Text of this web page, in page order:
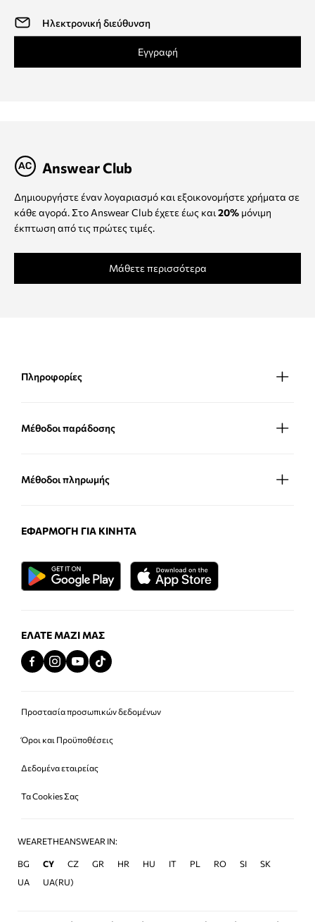
Εγγραφή
Answear Club
Δημιουργήστε έναν λογαριασμό και εξοικονομήστε χρήματα σε
κάθε αγορά. Στο Answear Club έχετε έως και 20% μόνιμη
έκπτωση από τις πρώτες τιμές.
Μάθετε περισσότερα
Πληροφορίες
Μέθοδοι παράδοσης
Μέθοδοι πληρωμής
ΕΦΑΡΜΟΓΉ ΓΙΑ ΚΙΝΗΤΆ
ΕΛΆΤΕ ΜΑΖΊ ΜΑΣ
Προστασία προσωπικών δεδομένων
Όροι και Προϋποθέσεις
Δεδομένα εταιρείας
Τα Cookies Σας
WEARETHEANSWEAR IN:
BG CY CZ GR HR HU IT PL RO SI
SK
UA
UA(RU)